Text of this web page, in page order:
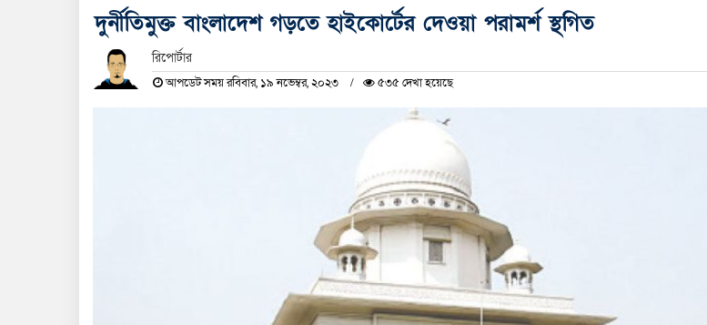
দুর্নীতিমুক্ত বাংলাদেশ গড়তে হাইকোর্টের দেওয়া পরামর্শ স্থগিত
রিপোর্টার
আপডেট সময় রবিবার, ১৯ নভেম্বর, ২০২৩ ৫৩৫ দেখা হয়েছে